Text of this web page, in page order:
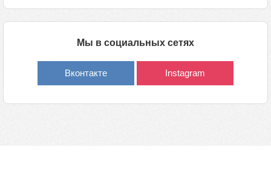
Мы в социальных сетях
Вконтакте Instagram